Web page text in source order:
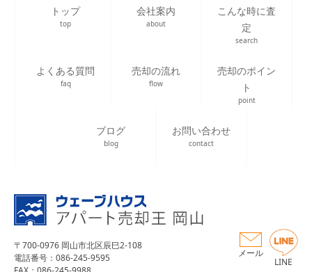
トップ
top
会社案内
about
こんな時に査
定
search
よくある質問
faq
売却の流れ
flow
売却のポイン
ト
point
ブログ
blog
お問い合わせ
contact
〒700-0976 岡山市北区辰巳2-108
電話番号：086-245-9595
メール
LINE